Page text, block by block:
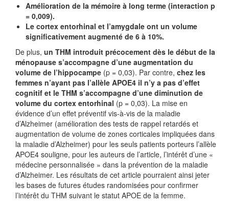
Amélioration de la mémoire à long terme (interaction p
= 0,009).
Le cortex entorhinal et l’amygdale ont un volume
significativement augmenté de 6 à 10%.
De plus, un THM introduit précocement dès le début de la
ménopause s’accompagne d’une augmentation du
volume de l’hippocampe (p = 0,03). Par contre, chez les
femmes n’ayant pas l’allèle APOE4 il n’y a pas d’effet
cognitif et le THM s’accompagne d’une diminution de
volume du cortex entorhinal (p = 0,03). La mise en
évidence d’un effet préventif vis-à-vis de la maladie
d’Alzheimer (amélioration des tests de rappel retardés et
augmentation de volume de zones corticales impliquées dans
la maladie d’Alzheimer) pour les seuls patients porteurs l’allèle
APOE4 souligne, pour les auteurs de l’article, l’intérêt d’une «
médecine personnalisée » dans la prévention de la maladie
d’Alzheimer. Les résultats de cet article pourraient ainsi jeter
les bases de futures études randomisées pour confirmer
l’intérêt du THM suivant le statut APOE de la femme.